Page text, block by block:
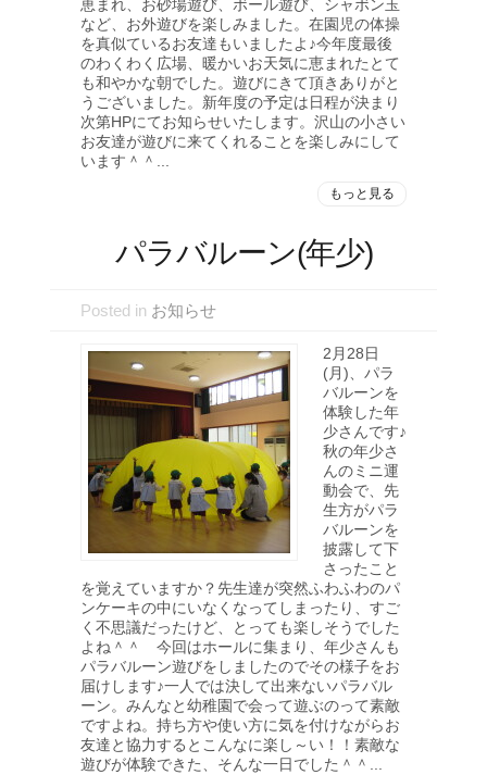
恵まれ、お砂場遊び、ボール遊び、シャボン玉
など、お外遊びを楽しみました。在園児の体操
を真似ているお友達もいましたよ♪今年度最後
のわくわく広場、暖かいお天気に恵まれたとて
も和やかな朝でした。遊びにきて頂きありがと
うございました。新年度の予定は日程が決まり
次第HPにてお知らせいたします。沢山の小さい
お友達が遊びに来てくれることを楽しみにして
います＾＾...
もっと見る
パラバルーン(年少)
Posted in お知らせ
2月28日
(月)、パラ
バルーンを
体験した年
少さんです♪
秋の年少さ
んのミニ運
動会で、先
生方がパラ
バルーンを
披露して下
さったこと
を覚えていますか？先生達が突然ふわふわのパ
ンケーキの中にいなくなってしまったり、すご
く不思議だったけど、とっても楽しそうでした
よね＾＾ 今回はホールに集まり、年少さんも
パラバルーン遊びをしましたのでその様子をお
届けします♪一人では決して出来ないパラバル
ーン。みんなと幼稚園で会って遊ぶのって素敵
ですよね。持ち方や使い方に気を付けながらお
友達と協力するとこんなに楽し～い！！素敵な
遊びが体験できた、そんな一日でした＾＾...